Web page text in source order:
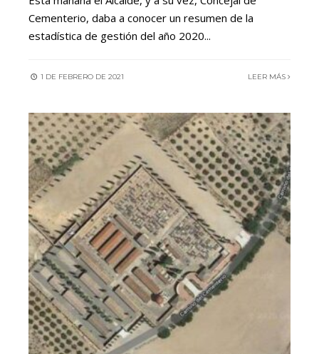
Cementerio, daba a conocer un resumen de la
estadística de gestión del año 2020...
1 DE FEBRERO DE 2021 LEER MÁS